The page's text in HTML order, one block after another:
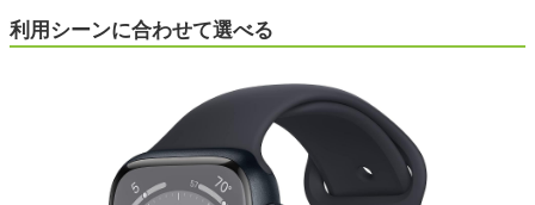
利用シーンに合わせて選べる